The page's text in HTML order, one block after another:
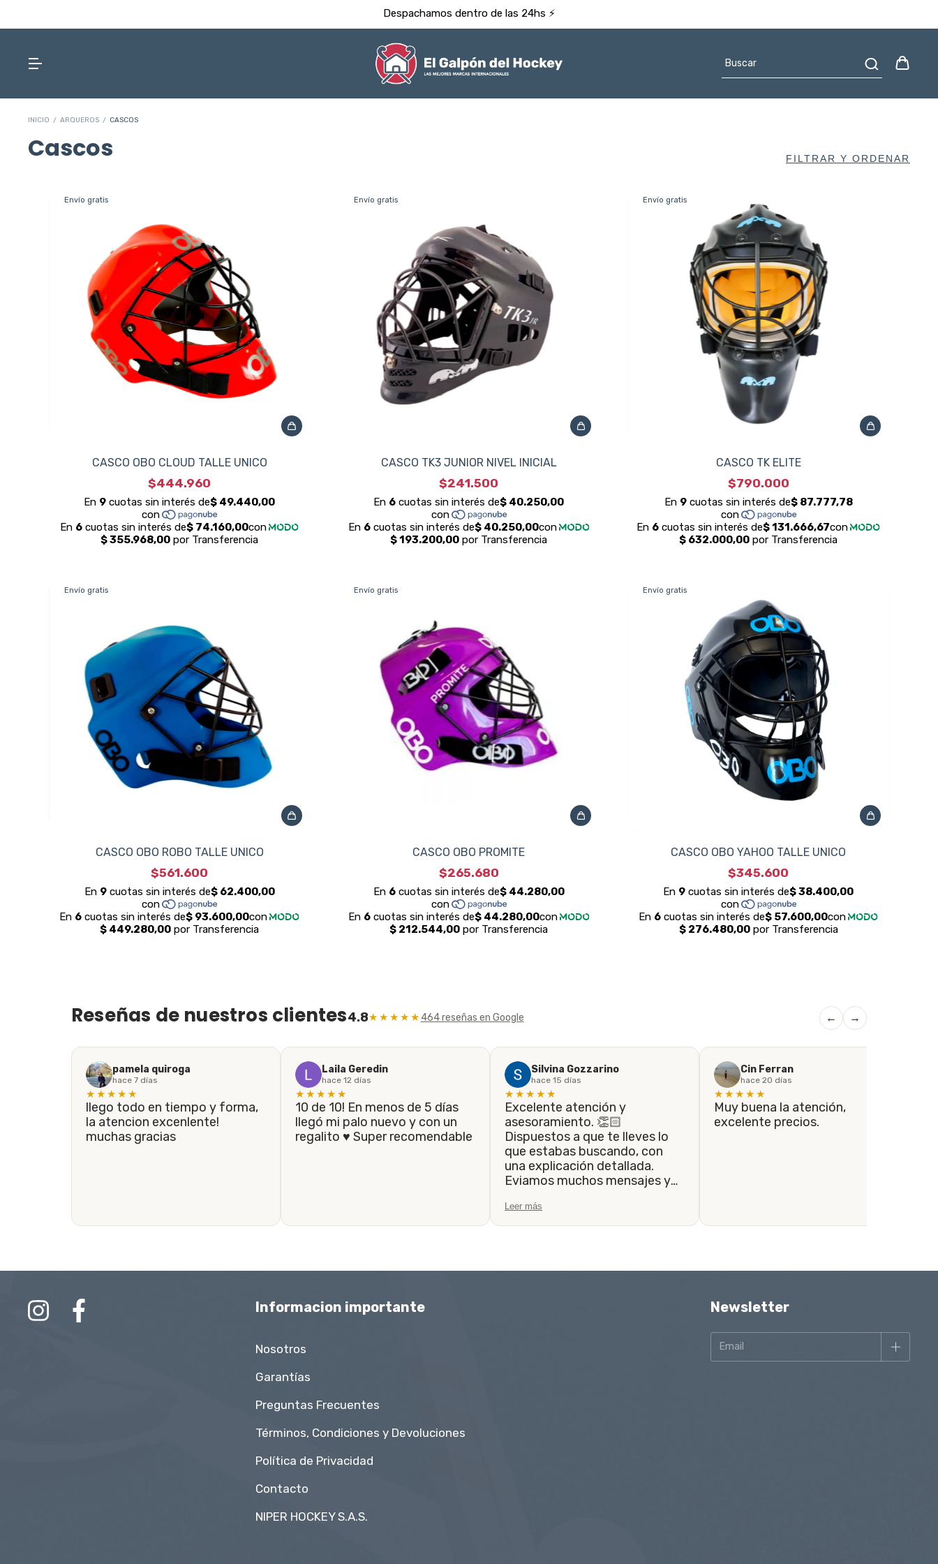
Despachamos dentro de las 24hs ⚡️
INICIO / ARQUEROS / CASCOS
Cascos FILTRAR Y ORDENAR
Envío gratis
CASCO OBO CLOUD TALLE UNICO
$444.960
Envío gratis
CASCO TK3 JUNIOR NIVEL INICIAL
$241.500
Envío gratis
CASCO TK ELITE
$790.000
Envío gratis
CASCO OBO ROBO TALLE UNICO
$561.600
Envío gratis
CASCO OBO PROMITE
$265.680
Envío gratis
CASCO OBO YAHOO TALLE UNICO
$345.600
Reseñas de nuestros clientes4.8★★★★★ 464 reseñas en Google ← →
pamela quiroga
hace 7 días
★★★★★
llego todo en tiempo y forma,
la atencion excenlente!
muchas gracias
Laila Geredin
hace 12 días
★★★★★
10 de 10! En menos de 5 días
llegó mi palo nuevo y con un
regalito ♥️ Super recomendable
Silvina Gozzarino
hace 15 días
★★★★★
Excelente atención y
asesoramiento. 👏🏻
Dispuestos a que te lleves lo
que estabas buscando, con
una explicación detallada.
Eviamos muchos mensajes y
la brevedad. Hasta se tomaron
el trabajo de que el envío se
Leer más
Cin Ferran
hace 20 días
★★★★★
Muy buena la atención,
excelente precios.
Informacion importante
Nosotros
Garantías
Preguntas Frecuentes
Términos, Condiciones y Devoluciones
Política de Privacidad
Contacto
NIPER HOCKEY S.A.S.
Newsletter